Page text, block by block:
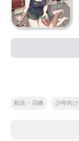
転生・召喚 少年向け